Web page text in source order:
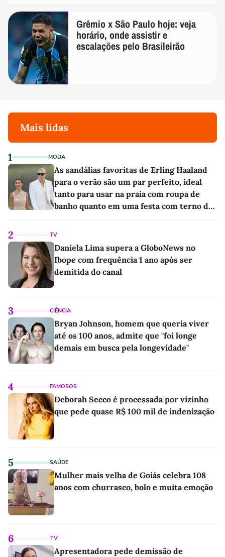
Grêmio x São Paulo hoje: veja
horário, onde assistir e
escalações pelo Brasileirão
Mais lidas
1 MODA
As sandálias favoritas de Erling Haaland
para o verão são um par perfeito, ideal
tanto para usar na praia com roupa de
banho quanto em uma festa com terno de
2 TV
Daniela Lima supera a GloboNews no
Ibope com frequência 1 ano após ser
demitida do canal
3 CIÊNCIA
Bryan Johnson, homem que queria viver
até os 100 anos, admite que "foi longe
demais em busca pela longevidade"
4 FAMOSOS
Deborah Secco é processada por vizinho
que pede quase R$ 100 mil de indenização
5 SAÚDE
Mulher mais velha de Goiás celebra 108
anos com churrasco, bolo e muita emoção
6 TV
Apresentadora pede demissão de